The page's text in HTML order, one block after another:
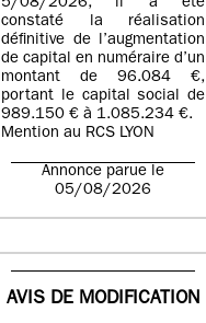
5/08/2026, il a été
constaté la réalisation
définitive de l’augmentation
de capital en numéraire d’un
montant de 96.084 €,
portant le capital social de
989.150 € à 1.085.234 €.
Mention au RCS LYON
Annonce parue le
05/08/2026
AVIS DE MODIFICATION